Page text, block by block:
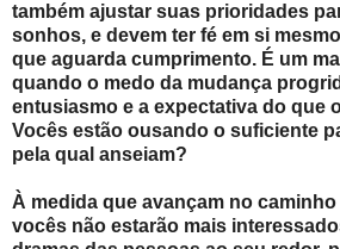
também ajustar suas prioridades
sonhos, e devem ter fé em si
que aguarda cumprimento. É um
quando o medo da mudança
entusiasmo e a expectativa do que
Vocês estão ousando o suficiente
pela qual anseiam?
À medida que avançam no
vocês não estarão mais